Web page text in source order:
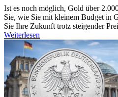
Ist es noch möglich, Gold über
Sie, wie Sie mit kleinem Budget in
Sie Ihre Zukunft trotz steigender
Weiterlesen